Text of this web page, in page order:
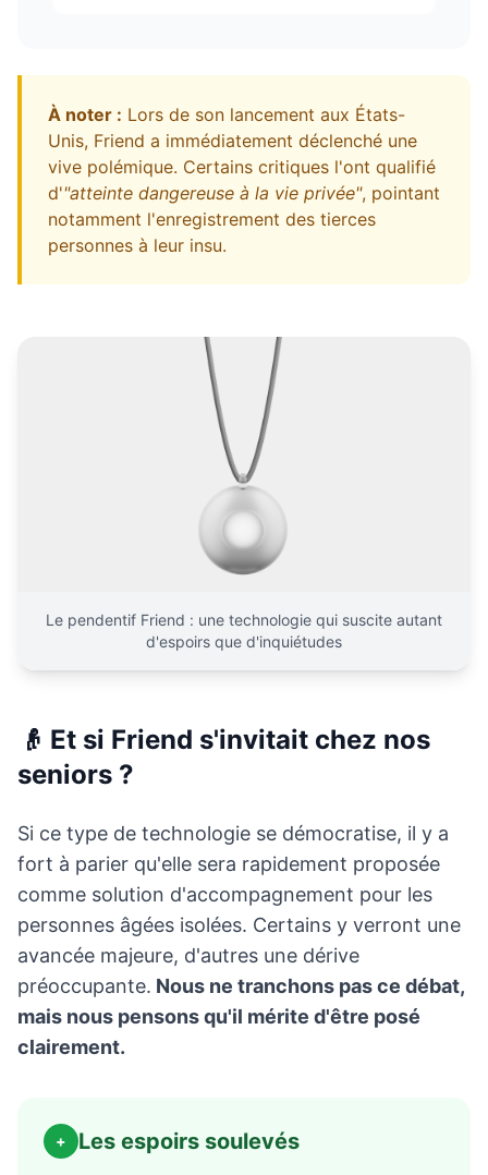
À noter : Lors de son lancement aux États-
Unis, Friend a immédiatement déclenché une
vive polémique. Certains critiques l'ont qualifié
d'"atteinte dangereuse à la vie privée", pointant
notamment l'enregistrement des tierces
personnes à leur insu.
Le pendentif Friend : une technologie qui suscite autant
d'espoirs que d'inquiétudes
👴 Et si Friend s'invitait chez nos
seniors ?
Si ce type de technologie se démocratise, il y a
fort à parier qu'elle sera rapidement proposée
comme solution d'accompagnement pour les
personnes âgées isolées. Certains y verront une
avancée majeure, d'autres une dérive
préoccupante. Nous ne tranchons pas ce débat,
mais nous pensons qu'il mérite d'être posé
clairement.
+ Les espoirs soulevés